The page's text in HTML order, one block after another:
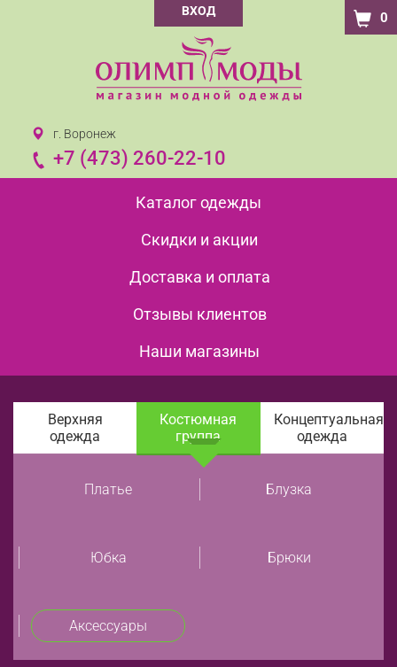
ВХОД 0
г. Воронеж
+7 (473) 260-22-10
Каталог одежды
Скидки и акции
Доставка и оплата
Отзывы клиентов
Наши магазины
Верхняя
одежда
Костюмная
группа
Концептуальная
одежда
Платье Блузка
Юбка Брюки
Аксессуары